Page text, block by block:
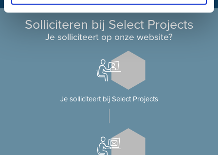
Solliciteren bij Select Projects
Je solliciteert op onze website?
Je solliciteert bij Select Projects